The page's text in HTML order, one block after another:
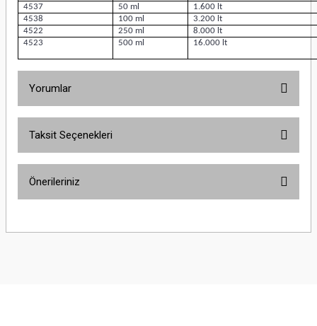
4537
50 ml
1.600 lt
4538
100 ml
3.200 lt
4522
250 ml
8.000 lt
4523
500 ml 16.000 lt
Yorumlar
Taksit Seçenekleri
Önerileriniz
yetersiz gördüğünüz noktaları öneri formunu kullanarak tarafımıza